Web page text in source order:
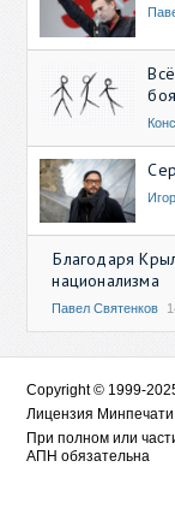
Благодаря
национализма
Павел Святенков
Copyright © 1999-
Лицензия
При полном или
АПН обязательна